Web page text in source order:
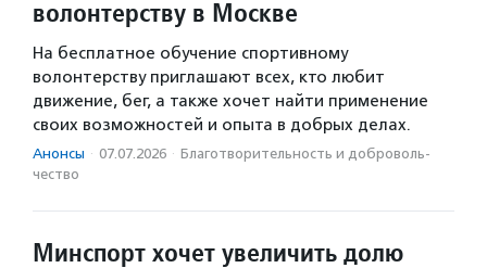
волонтерству в Москве
На бесплатное обучение спортивному
волонтерству приглашают всех, кто любит
движение, бег, а также хочет найти применение
своих возможностей и опыта в добрых делах.
Анонсы · 07.07.2026 · Благотвори­тель­ность и доброволь­
чест­во
Минспорт хочет увеличить долю